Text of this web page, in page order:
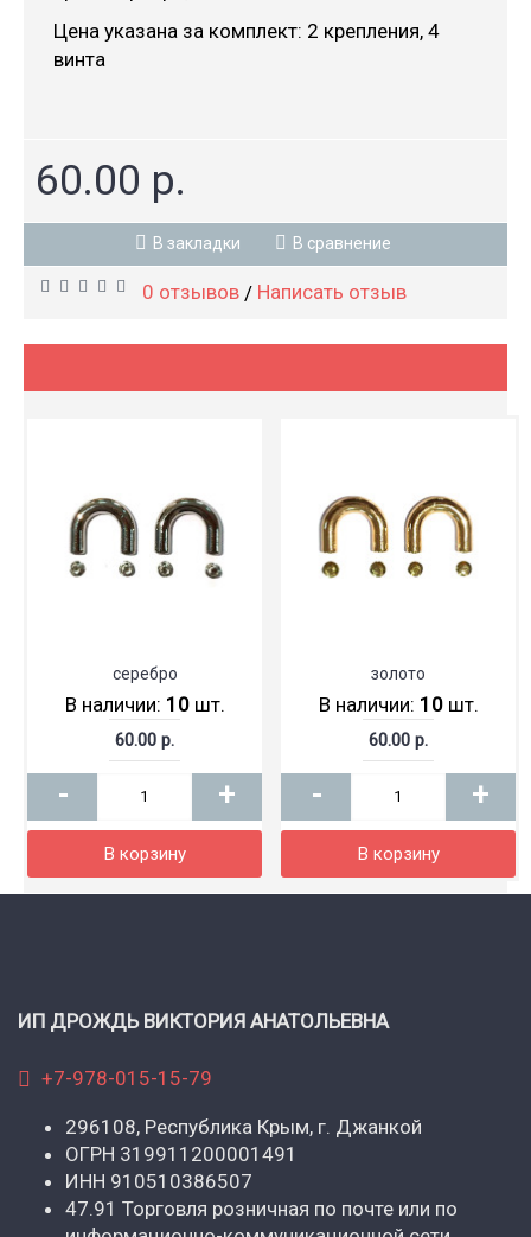
Цена указана за комплект: 2 крепления, 4
винта
60.00 р.
В закладки В сравнение
0 отзывов / Написать отзыв
серебро
В наличии: 10шт.
60.00 р.
- +
В корзину
золото
В наличии: 10шт.
60.00 р.
- +
В корзину
ИП ДРОЖДЬ ВИКТОРИЯ АНАТОЛЬЕВНА
+7-978-015-15-79
296108, Республика Крым, г. Джанкой
ОГРН 319911200001491
ИНН 910510386507
47.91 Торговля розничная по почте или по